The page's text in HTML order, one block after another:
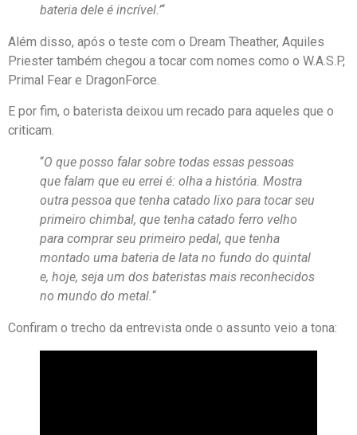
bateria dele é incrível.’“
Além disso, após o teste com o Dream Theather, Aquiles
Priester também chegou a tocar com nomes como o W.A.S.P,
Primal Fear e DragonForce.
E por fim, o baterista deixou um recado para aqueles que o
criticam.
“O que posso falar sobre todas essas pessoas
que falam que eu errei é: olha a história. Mostra
outra pessoa que tenha catado lixo para tocar seu
primeiro chimbal, que tenha catado ferro velho
para comprar seu primeiro pedal, que tenha
montado uma bateria de lata no fundo do quintal
e, hoje, seja um dos bateristas mais reconhecidos
no mundo do metal. “
Confiram o trecho da entrevista onde o assunto veio a tona: